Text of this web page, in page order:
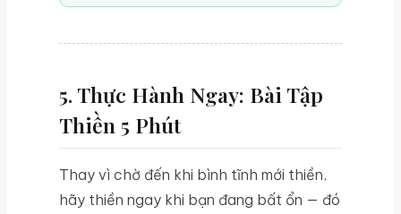
5. Thực Hành Ngay: Bài Tập
Thiền 5 Phút
Thay vì chờ đến khi bình tĩnh mới thiền,
hãy thiền ngay khi bạn đang bất ổn — đó